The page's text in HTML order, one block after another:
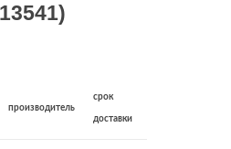
производитель
срок
доставки